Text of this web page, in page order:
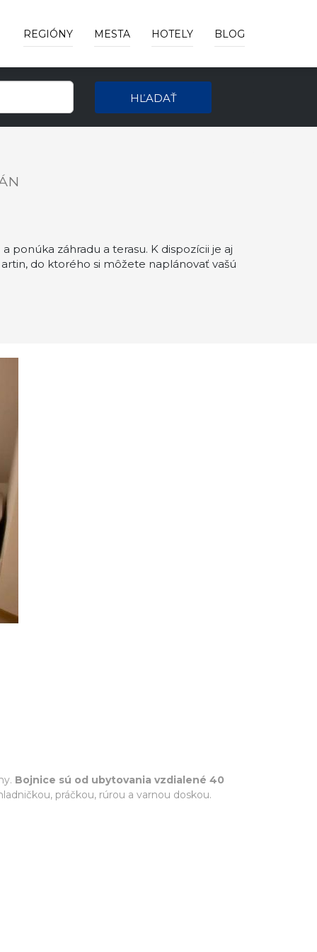
REGIÓNY MESTA HOTELY BLOG
HĽADAŤ
záhradu a terasu. K dispozícii je aj
do ktorého si môžete naplánovať vašú
Bojnice sú od ubytovania vzdialené 40
práčkou, rúrou a varnou doskou.